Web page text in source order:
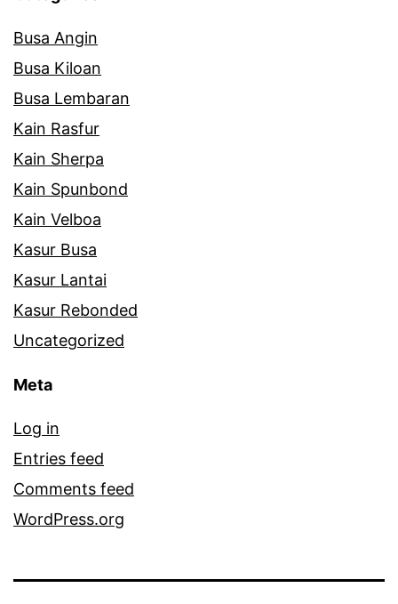
Busa Angin
Busa Kiloan
Busa Lembaran
Kain Rasfur
Kain Sherpa
Kain Spunbond
Kain Velboa
Kasur Busa
Kasur Lantai
Kasur Rebonded
Uncategorized
Meta
Log in
Entries feed
Comments feed
WordPress.org